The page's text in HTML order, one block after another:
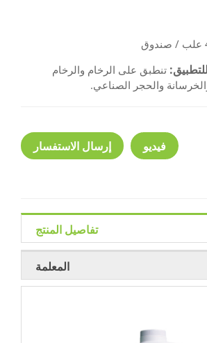
تنطبق على الرخام والرخام
والحجر الصناعي.
إرسال الاستفسار فيديو
تفاصيل المنتج
المعلمة